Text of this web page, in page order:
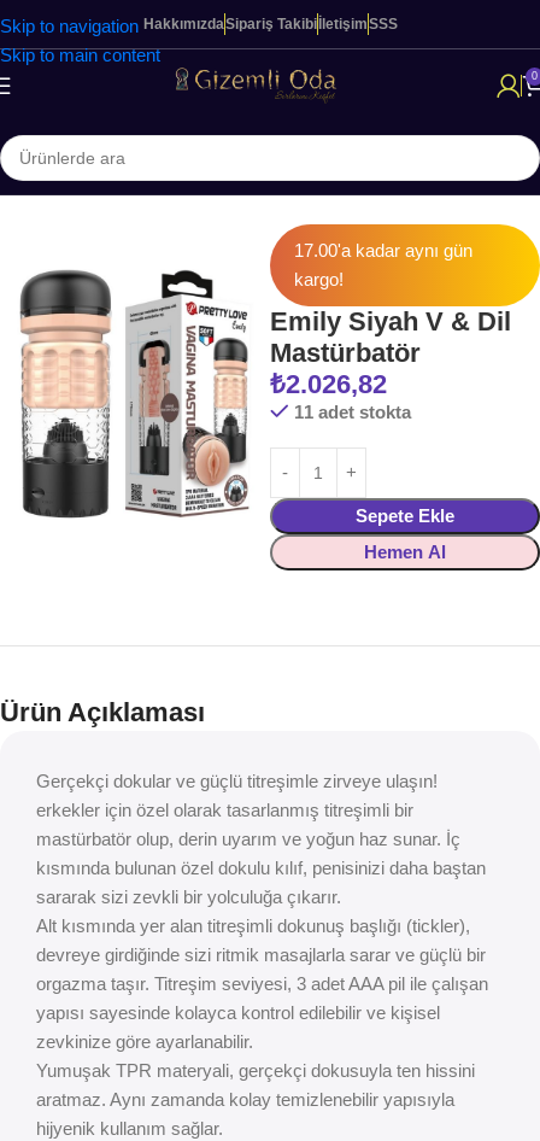
Skip to navigation
Skip to main content
HakkımızdaSipariş Takibi İletişimSSS
0
Sayfa ERKEKLERE ÖZEL ÜRÜNLER Vajina & Mastürbatörler
17.00'a kadar aynı gün
kargo!
Emily Siyah V & Dil
Mastürbatör
₺2.026,82
11 adet stokta
Sepete Ekle
Hemen Al
Ürün Açıklaması
Gerçekçi dokular ve güçlü titreşimle zirveye ulaşın!
erkekler için özel olarak tasarlanmış titreşimli bir
mastürbatör olup, derin uyarım ve yoğun haz sunar. İç
kısmında bulunan özel dokulu kılıf, penisinizi daha baştan
sararak sizi zevkli bir yolculuğa çıkarır.
Alt kısmında yer alan titreşimli dokunuş başlığı (tickler),
devreye girdiğinde sizi ritmik masajlarla sarar ve güçlü bir
orgazma taşır. Titreşim seviyesi, 3 adet AAA pil ile çalışan
yapısı sayesinde kolayca kontrol edilebilir ve kişisel
zevkinize göre ayarlanabilir.
Yumuşak TPR materyali, gerçekçi dokusuyla ten hissini
aratmaz. Aynı zamanda kolay temizlenebilir yapısıyla
hijyenik kullanım sağlar.